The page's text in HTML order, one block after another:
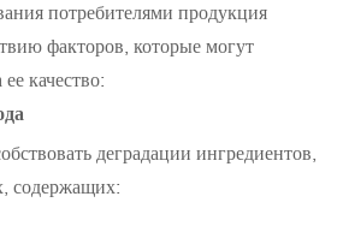
потребителями продукция
факторов, которые могут
качество:
деградации ингредиентов,
содержащих: